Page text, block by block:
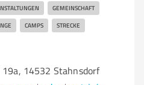
GEMEINSCHAFT
CAMPS STRECKE
14532 Stahnsdorf